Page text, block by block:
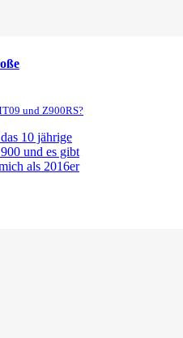
und Z900RS?
10 jährige
und es gibt
als 2016er